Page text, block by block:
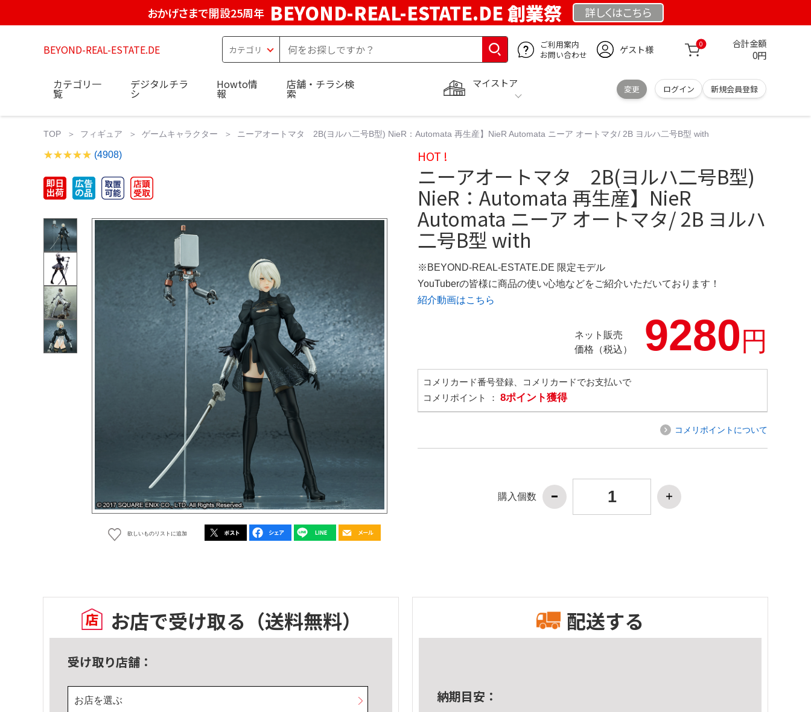
おかげさまで開設25周年 BEYOND-REAL-ESTATE.DE 創業祭 詳しくはこちら
BEYOND-REAL-ESTATE.DE
ご利用案内
お問い合わせ
ゲスト様 0 合計金額
0円
マイストア
変更 ログイン 新規会員登録
カテゴリ一
覧
デジタルチラ
シ
Howto情
報
店舗・チラシ検
索
TOP フィギュア ゲームキャラクター ニーアオートマタ 2B(ヨルハ二号B型) NieR：Automata 再生産】NieR Automata ニーア オートマタ/ 2B ヨルハ二号B型 with
(4908)
欲しいものリストに追加
HOT !
ニーアオートマタ 2B(ヨルハ二号B型)
NieR：Automata 再生産】NieR
Automata ニーア オートマタ/ 2B ヨルハ
二号B型 with
※BEYOND-REAL-ESTATE.DE 限定モデル
YouTuberの皆様に商品の使い心地などをご紹介いただいております！
紹介動画はこちら
ネット販売
価格（税込）
9280円
コメリカード番号登録、コメリカードでお支払いで
コメリポイント ： 8ポイント獲得
コメリポイントについて
購入個数
お店で受け取る （送料無料）
受け取り店舗：
お店を選ぶ
配送する
納期目安：